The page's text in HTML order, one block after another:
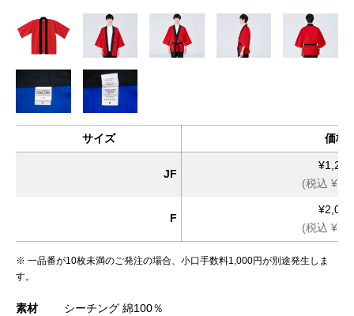
サイズ 価格
JF
¥1,230
(税込
F
¥2,080
(税込
※ 一品番が10枚未満のご発注の場合、小口手数料1,000円が別途発生しま
す。
素材 シーチング 綿100％